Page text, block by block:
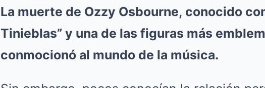
La muerte de Ozzy Osbourne, conocido
Tinieblas” y una de las figuras más
conmocionó al mundo de la música.